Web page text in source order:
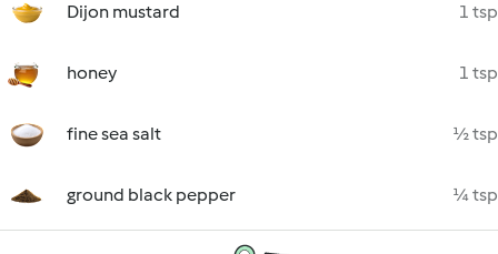
Dijon mustard 1 tsp
honey 1 tsp
fine sea salt ½ tsp
ground black pepper ¼ tsp